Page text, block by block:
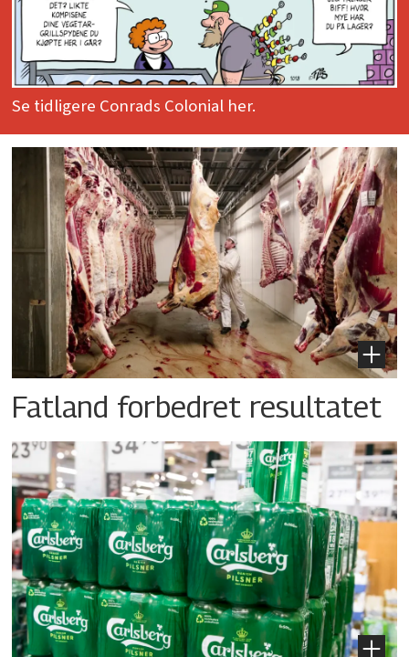
Se tidligere Conrads Colonial her.
Fatland forbedret resultatet